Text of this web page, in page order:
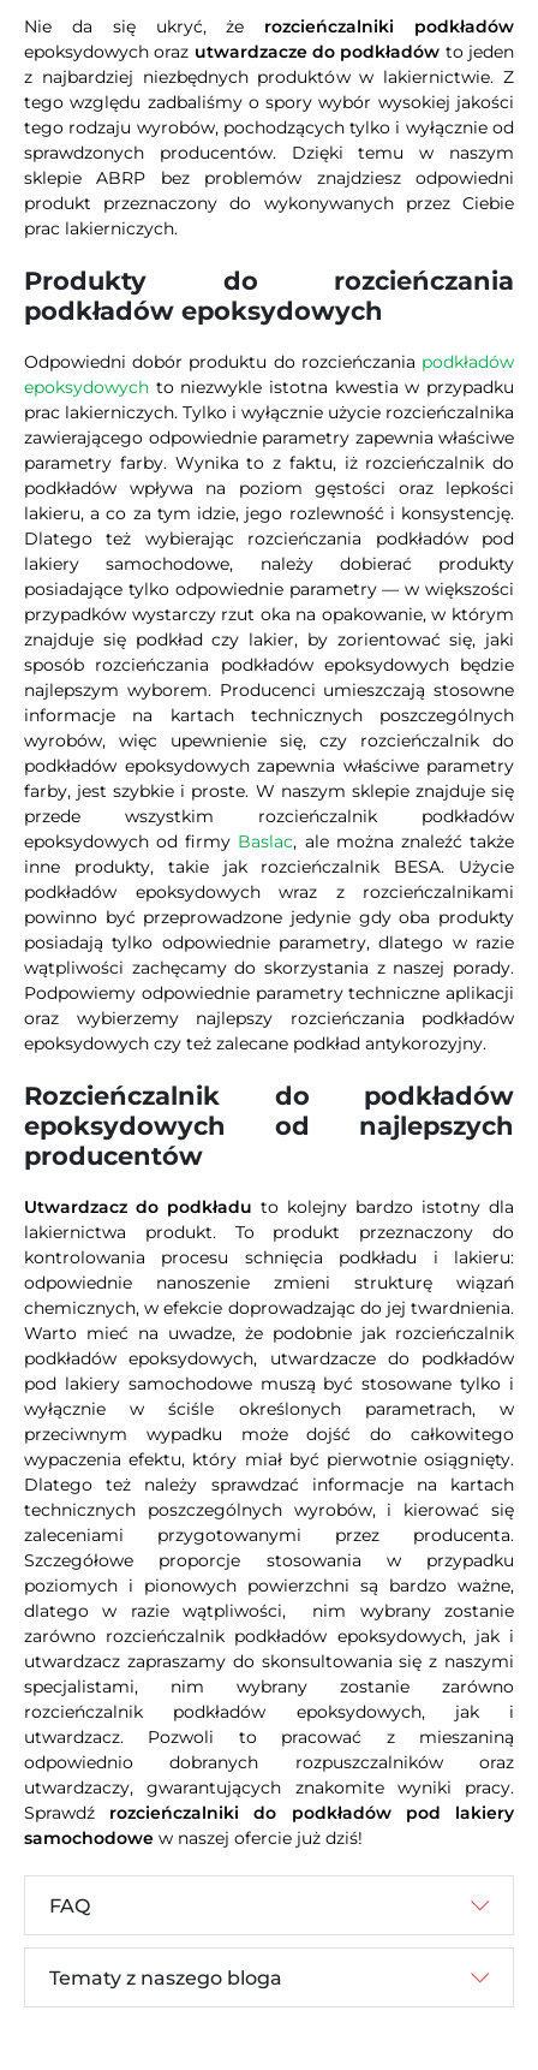
Nie da się ukryć, że rozcieńczalniki podkładów
epoksydowych oraz utwardzacze do podkładów to jeden
z najbardziej niezbędnych produktów w lakiernictwie. Z
tego względu zadbaliśmy o spory wybór wysokiej jakości
tego rodzaju wyrobów, pochodzących tylko i wyłącznie od
sprawdzonych producentów. Dzięki temu w naszym
sklepie ABRP bez problemów znajdziesz odpowiedni
produkt przeznaczony do wykonywanych przez Ciebie
prac lakierniczych.
Produkty do rozcieńczania
podkładów epoksydowych
Odpowiedni dobór produktu do rozcieńczania podkładów
epoksydowych to niezwykle istotna kwestia w przypadku
prac lakierniczych. Tylko i wyłącznie użycie rozcieńczalnika
zawierającego odpowiednie parametry zapewnia właściwe
parametry farby. Wynika to z faktu, iż rozcieńczalnik do
podkładów wpływa na poziom gęstości oraz lepkości
lakieru, a co za tym idzie, jego rozlewność i konsystencję.
Dlatego też wybierając rozcieńczania podkładów pod
lakiery samochodowe, należy dobierać produkty
posiadające tylko odpowiednie parametry — w większości
przypadków wystarczy rzut oka na opakowanie, w którym
znajduje się podkład czy lakier, by zorientować się, jaki
sposób rozcieńczania podkładów epoksydowych będzie
najlepszym wyborem. Producenci umieszczają stosowne
informacje na kartach technicznych poszczególnych
wyrobów, więc upewnienie się, czy rozcieńczalnik do
podkładów epoksydowych zapewnia właściwe parametry
farby, jest szybkie i proste. W naszym sklepie znajduje się
przede wszystkim rozcieńczalnik podkładów
epoksydowych od firmy Baslac, ale można znaleźć także
inne produkty, takie jak rozcieńczalnik BESA. Użycie
podkładów epoksydowych wraz z rozcieńczalnikami
powinno być przeprowadzone jedynie gdy oba produkty
posiadają tylko odpowiednie parametry, dlatego w razie
wątpliwości zachęcamy do skorzystania z naszej porady.
Podpowiemy odpowiednie parametry techniczne aplikacji
oraz wybierzemy najlepszy rozcieńczania podkładów
epoksydowych czy też zalecane podkład antykorozyjny.
Rozcieńczalnik do podkładów
epoksydowych od najlepszych
producentów
Utwardzacz do podkładu to kolejny bardzo istotny dla
lakiernictwa produkt. To produkt przeznaczony do
kontrolowania procesu schnięcia podkładu i lakieru:
odpowiednie nanoszenie zmieni strukturę wiązań
chemicznych, w efekcie doprowadzając do jej twardnienia.
Warto mieć na uwadze, że podobnie jak rozcieńczalnik
podkładów epoksydowych, utwardzacze do podkładów
pod lakiery samochodowe muszą być stosowane tylko i
wyłącznie w ściśle określonych parametrach, w
przeciwnym wypadku może dojść do całkowitego
wypaczenia efektu, który miał być pierwotnie osiągnięty.
Dlatego też należy sprawdzać informacje na kartach
technicznych poszczególnych wyrobów, i kierować się
zaleceniami przygotowanymi przez producenta.
Szczegółowe proporcje stosowania w przypadku
poziomych i pionowych powierzchni są bardzo ważne,
dlatego w razie wątpliwości, nim wybrany zostanie
zarówno rozcieńczalnik podkładów epoksydowych, jak i
utwardzacz zapraszamy do skonsultowania się z naszymi
specjalistami, nim wybrany zostanie zarówno
rozcieńczalnik podkładów epoksydowych, jak i
utwardzacz. Pozwoli to pracować z mieszaniną
odpowiednio dobranych rozpuszczalników oraz
utwardzaczy, gwarantujących znakomite wyniki pracy.
Sprawdź rozcieńczalniki do podkładów pod lakiery
samochodowe w naszej ofercie już dziś!
FAQ
Tematy z naszego bloga